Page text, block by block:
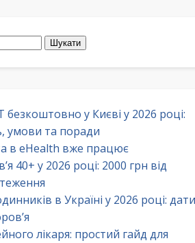
у Києві у 2026 році:
умови та поради
в eHealth вже працює
40+ у 2026 році: 2000 грн від
в Україні у 2026 році: дати
лікаря: простий гайд для